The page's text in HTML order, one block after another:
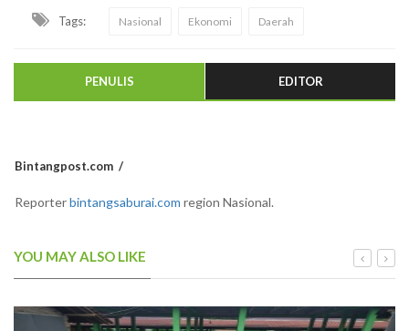
Tags: Nasional Ekonomi Daerah
PENULIS EDITOR
Bintangpost.com
Reporterbintangsaburai.com region Nasional.
YOU MAY ALSO LIKE